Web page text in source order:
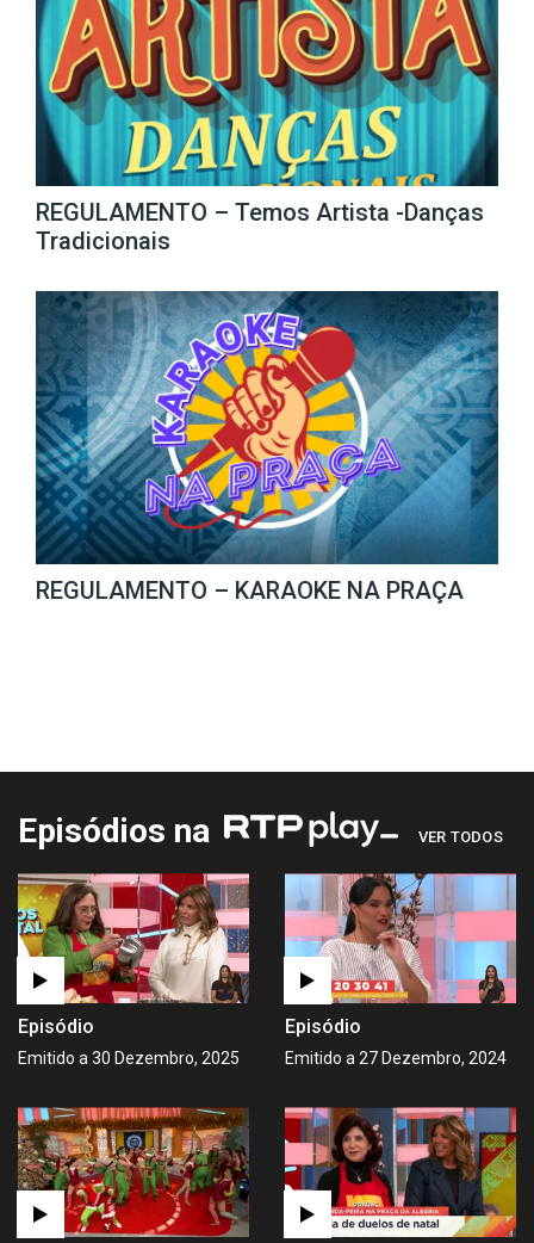
REGULAMENTO – Temos Artista -Danças
Tradicionais
REGULAMENTO – KARAOKE NA PRAÇA
Episódios na VER TODOS
Episódio
Emitido a 30 Dezembro, 2025
Episódio
Emitido a 27 Dezembro, 2024